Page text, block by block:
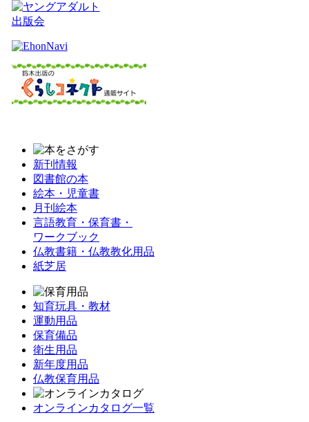
新刊情報
図書館の本
絵本・児童書
月刊絵本
言語教育・保育書・
ワークブック
仏教書籍・仏教教化用品
紙芝居
知育玩具・教材
運動用品
保育備品
衛生用品
新年度用品
仏教保育用品
オンラインカタログ一覧